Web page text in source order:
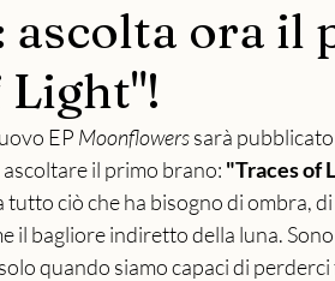
ascolta ora il
Light"!
EP Moonflowers sarà
il primo brano: "Traces of
ciò che ha bisogno di ombra,
il bagliore indiretto della luna.
quando siamo capaci di